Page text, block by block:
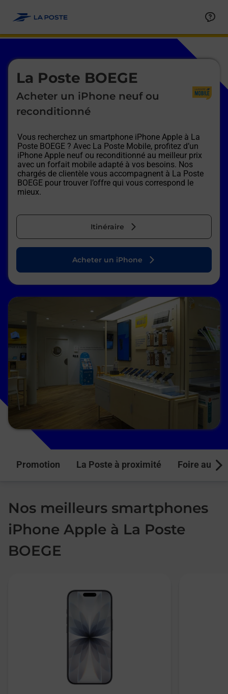
La Poste BOEGE
Acheter un iPhone neuf ou
reconditionné
Vous recherchez un smartphone iPhone Apple à La
Poste BOEGE ? Avec La Poste Mobile, profitez d’un
iPhone Apple neuf ou reconditionné au meilleur prix
avec un forfait mobile adapté à vos besoins. Nos
chargés de clientèle vous accompagnent à La Poste
BOEGE pour trouver l’offre qui vous correspond le
mieux.
Itinéraire
Le lien s'ouvre dans un nouvel onglet
Acheter un iPhone
Promotion La Poste à proximité Foire aux
Nos meilleurs smartphones
iPhone Apple à La Poste
BOEGE